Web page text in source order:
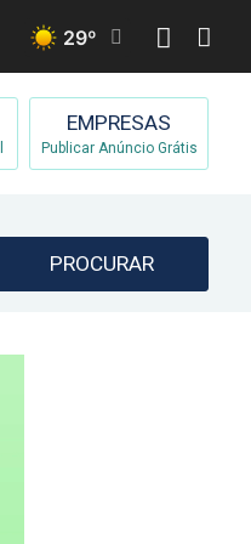
29º
EMPRESAS
Publicar Anúncio Grátis
PROCURAR